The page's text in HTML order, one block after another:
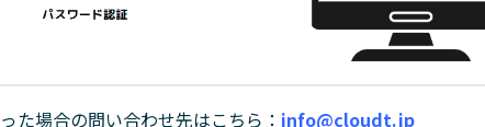
た場合の問い合わせ先はこちら： info@cloudt.jp